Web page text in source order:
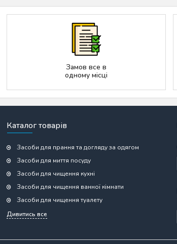
Замов все в
одному місці
Каталог товарів
Засоби для прання та догляду за одягом
Засоби для миття посуду
Засоби для чищення кухні
Засоби для чищення ванної кімнати
Засоби для чищення туалету
Дивитись все